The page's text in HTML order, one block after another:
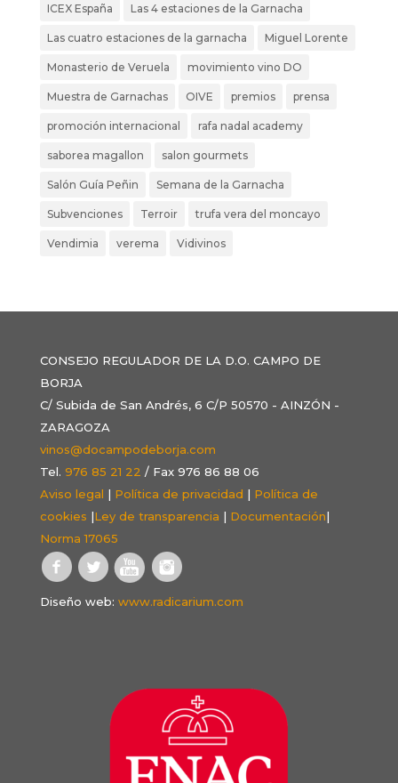
ICEX España Las 4 estaciones de la Garnacha
Las cuatro estaciones de la garnacha Miguel Lorente
Monasterio de Veruela movimiento vino DO
Muestra de Garnachas OIVE premios prensa
promoción internacional rafa nadal academy
saborea magallon salon gourmets
Salón Guía Peñin Semana de la Garnacha
Subvenciones Terroir trufa vera del moncayo
Vendimia verema Vidivinos
CONSEJO REGULADOR DE LA D.O. CAMPO DE
BORJA
C/ Subida de San Andrés, 6 C/P 50570 - AINZÓN -
ZARAGOZA
vinos@docampodeborja.com
Tel. 976 85 21 22 / Fax 976 86 88 06
Aviso legal | Política de privacidad | Política de
cookies |Ley de transparencia | Documentación|
Norma 17065
Diseño web: www.radicarium.com